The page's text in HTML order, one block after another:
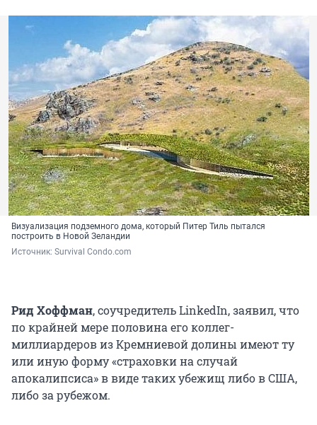
Визуализация подземного дома, который Питер Тиль пытался
построить в Новой Зеландии
Источник: Survival Condo.сom
Рид Хоффман, соучредитель LinkedIn, заявил, что
по крайней мере половина его коллег-
миллиардеров из Кремниевой долины имеют ту
или иную форму «страховки на случай
апокалипсиса» в виде таких убежищ либо в США,
либо за рубежом.